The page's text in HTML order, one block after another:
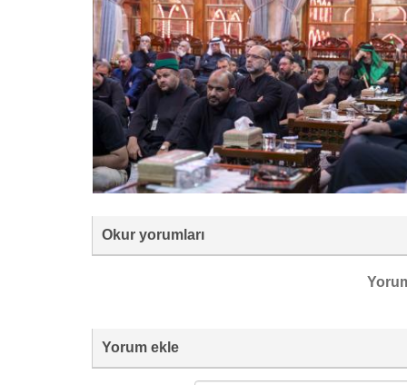
Okur yorumları
Yorum ekle